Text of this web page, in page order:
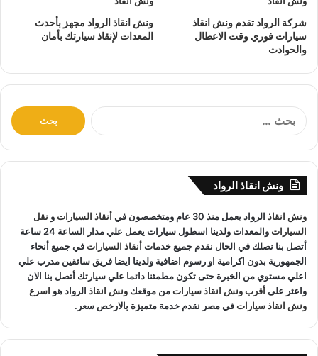
سعر بدون رسوم اضافية و بدون اكراميات.
نقوم بتتبع جميع سيارات الانقاذمن خلال GPS.
يوجد
الأسبوع.
لدينا على دراية باستخدام أحدث
المعدات والتقنيات ورفع السيارات.
فريق سائقين و وناشين قادرين على التعامل مع كافة مواقف سيارتك
سحب سياراتأورفع سيارات أوإنقاذ سياراتاذا كان عطل او
حادث
ونش انقاذ سيارات الرواد نحن أسرع ونش انقاذمما يجعل
خدمةانقاذ السيارات سهل على عملائنا.
شركة الرواد تقدم ونش انقاذ
سيارات فوري وقت الاعطال
والحوادث
ونش انقاذ الرواد مجهز بأحدث
المعدات لإنقاذ سيارتك بأمان
:
ونش انقاذ الرواد
ونش انقاذ الرواد يعمل منذ 30 عام ومتخصصون في أنقاذ السياراتو نقل
السيارات
والمعدات ولدينا اسطول سيارات يعمل علي مدار الساعة 24 ساعة
أتصل بنا نصلك في الحال نقدم جميع خدماتأنقاذ السياراتفي جميع أنحاء
الجمهورية بدون اكرامية او رسوم اضافية ولدينا ايضا فريق سائقين مدرب علي
اعلي مستوي من الخبرة حتى تكون مطمئنا دائما علي سيارتك أتصل بنا الان
واعثر علىأقرب ونش انقاذ سياراتمن موقعك ونش انقاذ الرواد هو اسرع
ونش انقاذ سياراتفي مصر نقدم خدمة متميزة بالارخص سعر.